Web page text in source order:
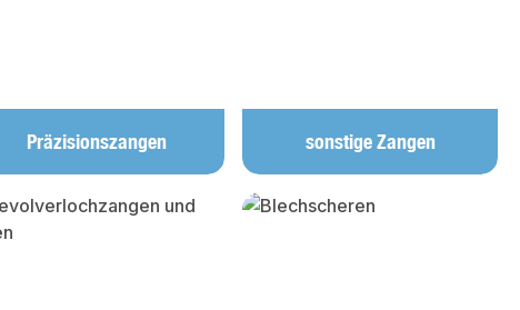
Präzisionszangen sonstige Zangen